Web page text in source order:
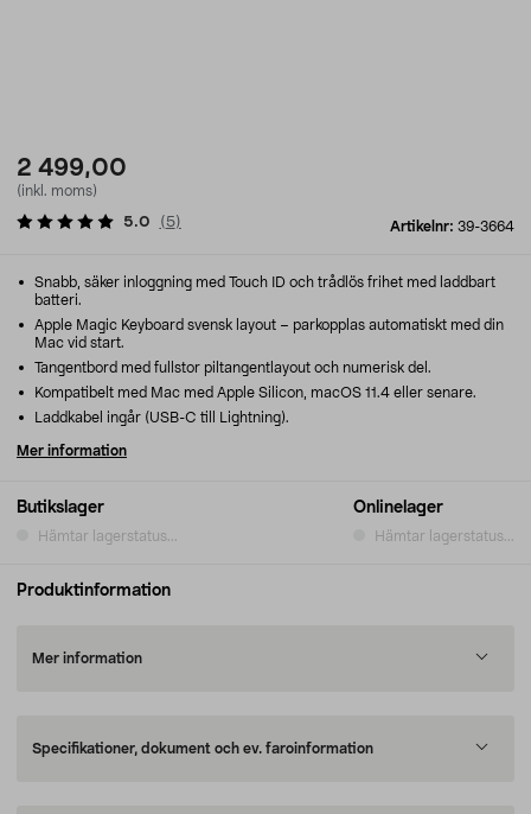
2 499,00
(inkl. moms)
Artikelnr: 39-3664
5.0 ( 5)
Butikslager
Hämtar lagerstatus...
Onlinelager
Hämtar lagerstatus...
Snabb, säker inloggning med Touch ID och trådlös frihet med laddbart
batteri.
Apple Magic Keyboard svensk layout – parkopplas automatiskt med din
Mac vid start.
Tangentbord med fullstor piltangentlayout och numerisk del.
Kompatibelt med Mac med Apple Silicon, macOS 11.4 eller senare.
Laddkabel ingår (USB-C till Lightning).
Mer information
Produktinformation
Mer information
Specifikationer, dokument och ev. faroinformation